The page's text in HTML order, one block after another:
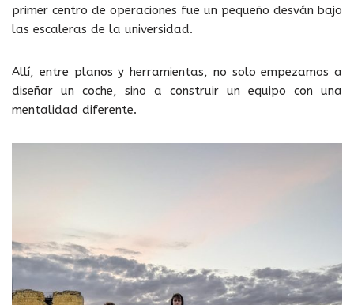
primer centro de operaciones fue un pequeño desván bajo
las escaleras de la universidad.
Allí, entre planos y herramientas, no solo empezamos a
diseñar un coche, sino a construir un equipo con una
mentalidad diferente.